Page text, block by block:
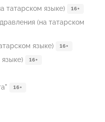
татарском языке) 16+
(на татарском
языке) 16+
16+
16+